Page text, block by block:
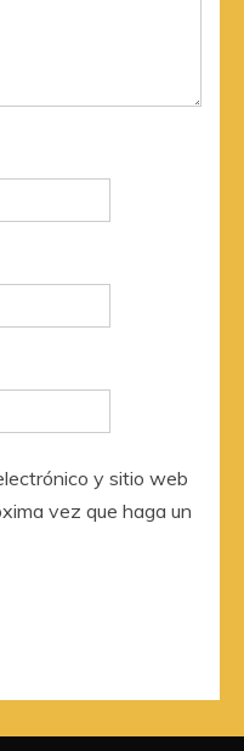
y sitio web
vez que haga un